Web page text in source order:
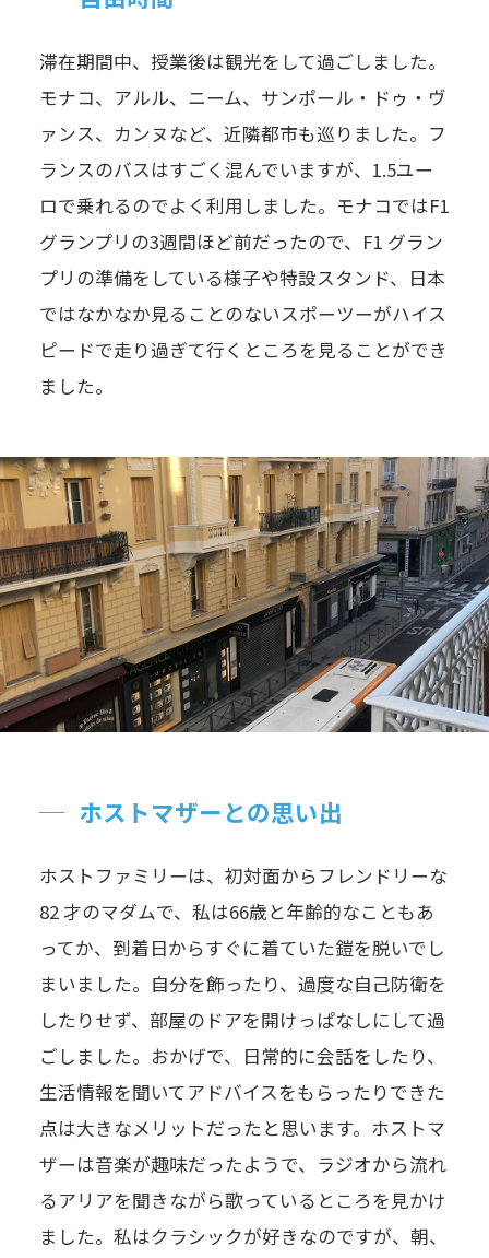
滞在期間中、授業後は観光をして過ごしました。
モナコ、アルル、ニーム、サンポール・ドゥ・ヴ
ァンス、カンヌなど、近隣都市も巡りました。フ
ランスのバスはすごく混んでいますが、1.5ユー
ロで乗れるのでよく利用しました。モナコではF1
グランプリの3週間ほど前だったので、F1 グラン
プリの準備をしている様子や特設スタンド、日本
ではなかなか見ることのないスポーツーがハイス
ピードで走り過ぎて行くところを見ることができ
ました。
ホストマザーとの思い出
ホストファミリーは、初対面からフレンドリーな
82 才のマダムで、私は66歳と年齢的なこともあ
ってか、到着日からすぐに着ていた鎧を脱いでし
まいました。自分を飾ったり、過度な自己防衛を
したりせず、部屋のドアを開けっぱなしにして過
ごしました。おかげで、日常的に会話をしたり、
生活情報を聞いてアドバイスをもらったりできた
点は大きなメリットだったと思います。ホストマ
ザーは音楽が趣味だったようで、ラジオから流れ
るアリアを聞きながら歌っているところを見かけ
ました。私はクラシックが好きなのですが、朝、